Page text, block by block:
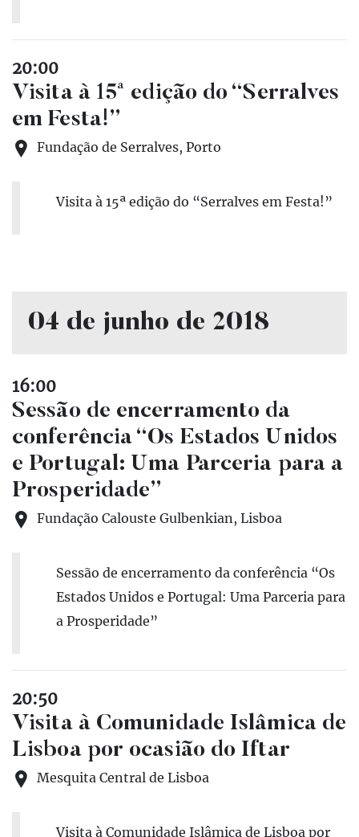
20:00
Visita à 15ª edição do “Serralves
em Festa!”
Fundação de Serralves, Porto
Visita à 15ª edição do “Serralves em Festa!”
04 de junho de 2018
16:00
Sessão de encerramento da
conferência “Os Estados Unidos
e Portugal: Uma Parceria para a
Prosperidade”
Fundação Calouste Gulbenkian, Lisboa
Sessão de encerramento da conferência “Os
Estados Unidos e Portugal: Uma Parceria para
a Prosperidade”
20:50
Visita à Comunidade Islâmica de
Lisboa por ocasião do Iftar
Mesquita Central de Lisboa
Visita à Comunidade Islâmica de Lisboa por